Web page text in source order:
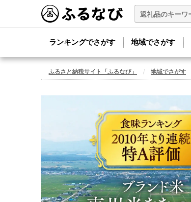
ランキングでさがす 地域でさがす
ふるさと納税サイト「ふるなび」 地域でさがす